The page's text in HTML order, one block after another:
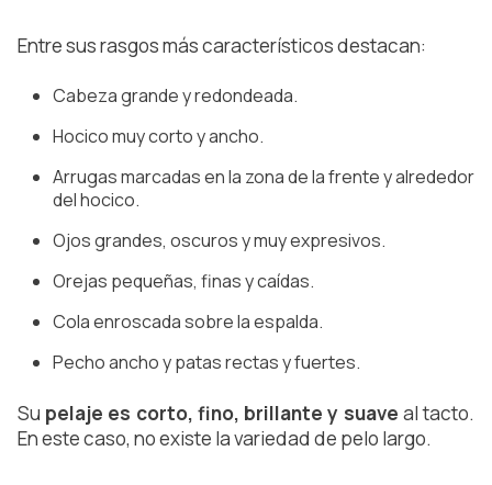
Entre sus rasgos más característicos destacan:
Cabeza grande y redondeada.
Hocico muy corto y ancho.
Arrugas marcadas en la zona de la frente y alrededor
del hocico.
Ojos grandes, oscuros y muy expresivos.
Orejas pequeñas, finas y caídas.
Cola enroscada sobre la espalda.
Pecho ancho y patas rectas y fuertes.
Su pelaje es corto, fino, brillante y suave al tacto.
En este caso, no existe la variedad de pelo largo.